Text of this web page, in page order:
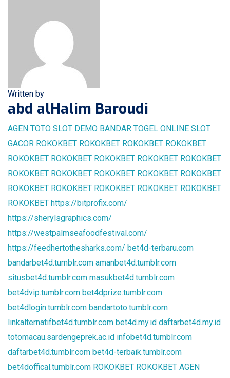
Written by
abd alHalim Baroudi
AGEN TOTO SLOT DEMO BANDAR TOGEL ONLINE SLOT
GACOR ROKOKBET ROKOKBET ROKOKBET ROKOKBET
ROKOKBET ROKOKBET ROKOKBET ROKOKBET ROKOKBET
ROKOKBET ROKOKBET ROKOKBET ROKOKBET ROKOKBET
ROKOKBET ROKOKBET ROKOKBET ROKOKBET ROKOKBET
ROKOKBET https://bitprofix.com/
https://sherylsgraphics.com/
https://westpalmseafoodfestival.com/
https://feedhertothesharks.com/ bet4d-terbaru.com
bandarbet4d.tumblr.com amanbet4d.tumblr.com
situsbet4d.tumblr.com masukbet4d.tumblr.com
bet4dvip.tumblr.com bet4dprize.tumblr.com
bet4dlogin.tumblr.com bandartoto.tumblr.com
linkalternatifbet4d.tumblr.com bet4d.my.id daftarbet4d.my.id
totomacau.sardengeprek.ac.id infobet4d.tumblr.com
daftarbet4d.tumblr.com bet4d-terbaik.tumblr.com
bet4doffical.tumblr.com ROKOKBET ROKOKBET AGEN